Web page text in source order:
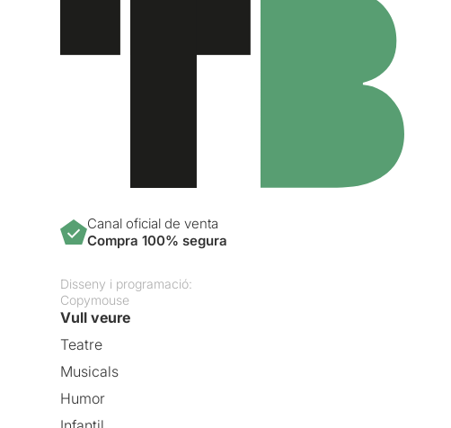
Canal oficial de venta
Compra 100% segura
Disseny i programació:
Copymouse
Vull veure
Teatre
Musicals
Humor